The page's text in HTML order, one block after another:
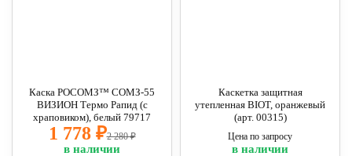
Каска РОСОМЗ™ СОМЗ-55
ВИЗИОН Термо Рапид (с
храповиком), белый 79717
1 778 ₽2 280 ₽
в наличии
Каскетка защитная
утепленная BIOT, оранжевый
(арт. 00315)
Цена по запросу
в наличии